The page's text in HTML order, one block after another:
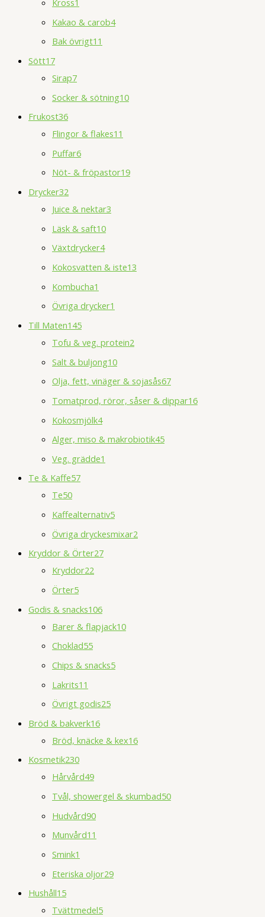
Kakao & carob4
Bak övrigt11
Sött17
Sirap7
Socker & sötning10
Frukost36
Flingor & flakes11
Puffar6
Nöt- & fröpastor19
Drycker32
Juice & nektar3
Läsk & saft10
Växtdrycker4
Kokosvatten & iste13
Kombucha1
Övriga drycker1
Till Maten145
Tofu & veg. protein2
Salt & buljong10
Olja, fett, vinäger & sojasås67
Tomatprod, röror, såser & dippar16
Kokosmjölk4
Alger, miso & makrobiotik45
Veg. grädde1
Te & Kaffe57
Te50
Kaffealternativ5
Övriga dryckesmixar2
Kryddor & Örter27
Kryddor22
Örter5
Godis & snacks106
Barer & flapjack10
Choklad55
Chips & snacks5
Lakrits11
Övrigt godis25
Bröd & bakverk16
Bröd, knäcke & kex16
Kosmetik230
Hårvård49
Tvål, showergel & skumbad50
Hudvård90
Munvård11
Smink1
Eteriska oljor29
Hushåll15
Tvättmedel5